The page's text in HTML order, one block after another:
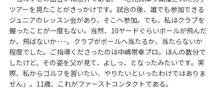
ツアーを見たことがきっかけです。試合の後、誰でも参加できる
ジュニアのレッスン会があり、そこへ参加。でも、私はクラブを
握ったことが一度もない。当然、10ヤードぐらいボールが飛んだ
か、飛ばないか･･･。クラブがボールへ当たるか、当たらないか
程度でした。ご指導くださったのは中嶋常幸プロ。ほんの数分で
したけど、その姿を父が見て、よしっ、となったみたいです。実
際、私からゴルフを習いたい、やりたいといったわけではありま
せん」。11歳、これがファーストコンタクトである。